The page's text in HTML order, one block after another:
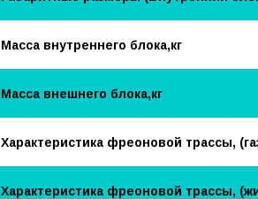
Масса внутреннего блока,кг
Масса внешнего блока,кг
Характеристика фреоновой трассы,
Характеристика фреоновой трассы,